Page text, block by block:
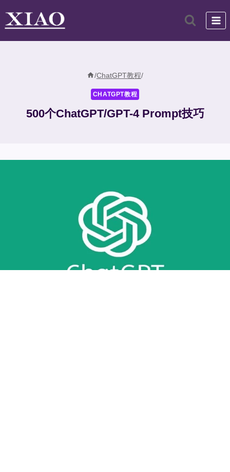
/ChatGPT教程/
CHATGPT教程
500个ChatGPT/GPT-4 Prompt技巧